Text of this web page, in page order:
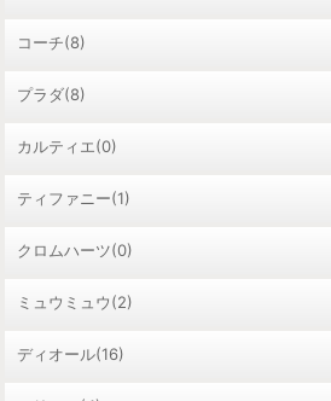
コーチ(8)
プラダ(8)
カルティエ(0)
ティファニー(1)
クロムハーツ(0)
ミュウミュウ(2)
ディオール(16)